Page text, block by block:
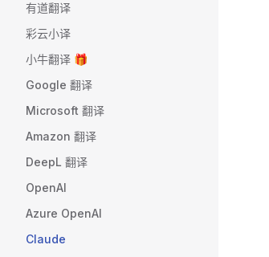
有道翻译
彩云小译
小牛翻译 🎁
Google 翻译
Microsoft 翻译
Amazon 翻译
DeepL 翻译
OpenAI
Azure OpenAI
Claude